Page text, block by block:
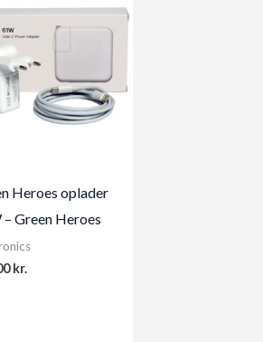
Heroes oplader
Green Heroes
kr.